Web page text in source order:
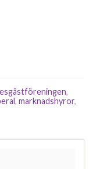
,
, marknadshyror,